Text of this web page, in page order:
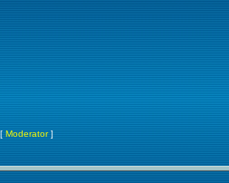
Moderator]